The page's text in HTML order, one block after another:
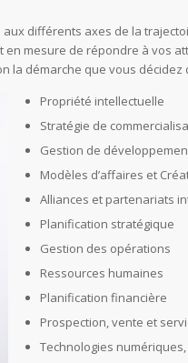
différents axes de la
mesure de répondre à vos
la démarche que vous
Propriété intellectuelle
Stratégie de
Gestion de
Modèles d’affaires et
Alliances et partenariats
Planification stratégique
Gestion des opérations
Ressources humaines
Planification financière
Prospection, vente et
Technologies numériques,